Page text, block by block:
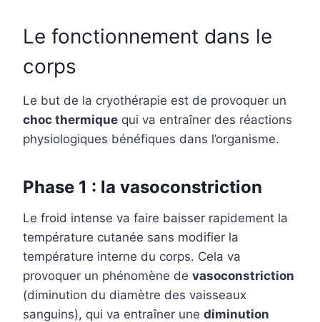
Le fonctionnement dans le
corps
Le but de la cryothérapie est de provoquer un
choc thermique qui va entraîner des réactions
physiologiques bénéfiques dans l’organisme.
Phase 1 : la vasoconstriction
Le froid intense va faire baisser rapidement la
température cutanée sans modifier la
température interne du corps. Cela va
provoquer un phénomène de vasoconstriction
(diminution du diamètre des vaisseaux
sanguins), qui va entraîner une diminution